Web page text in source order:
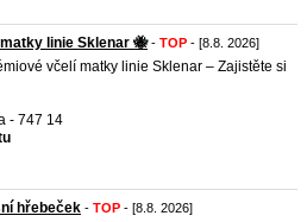
linie Sklenar 🐝- TOP - [8.8. 2026]
včelí matky linie Sklenar – Zajistěte si
- 747 14
hřebeček - TOP - [8.8. 2026]